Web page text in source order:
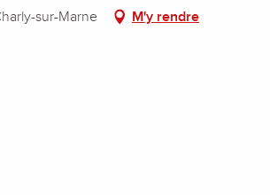
sur-Marne M'y rendre